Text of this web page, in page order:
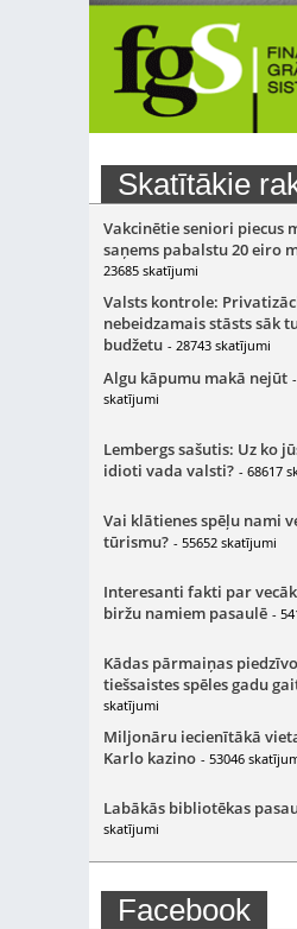
Skatītākie
Vakcinētie seniori piecus
saņems pabalstu 20 eiro
23685 skatījumi
Valsts kontrole:
nebeidzamais stāsts sāk
budžetu - 28743 skatījumi
Algu kāpumu makā nejūt
skatījumi
Lembergs sašutis: Uz ko
idioti vada valsti? - 68617
Vai klātienes spēļu nami
tūrismu? - 55652 skatījumi
Interesanti fakti par
biržu namiem pasaulē -
Kādas pārmaiņas
tiešsaistes spēles gadu
skatījumi
Miljonāru iecienītākā
Karlo kazino - 53046
Labākās bibliotēkas
skatījumi
Facebook